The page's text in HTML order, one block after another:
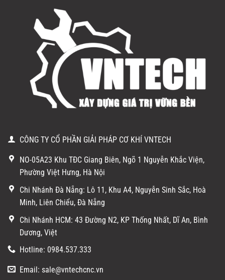
CÔNG TY CỔ PHẦN GIẢI PHÁP CƠ KHÍ VNTECH
NO-05A23 Khu TĐC Giang Biên, Ngõ 1 Nguyễn Khắc Viện,
Phường Việt Hưng, Hà Nội
Chi Nhánh Đà Nẵng: Lô 11, Khu A4, Nguyễn Sinh Sắc, Hoà
Minh, Liên Chiểu, Đà Nẵng
Chi Nhánh HCM: 43 Đường N2, KP Thống Nhất, Dĩ An, Bình
Dương, Việt
Hotline: 0984.537.333
Email: sale@vntechcnc.vn